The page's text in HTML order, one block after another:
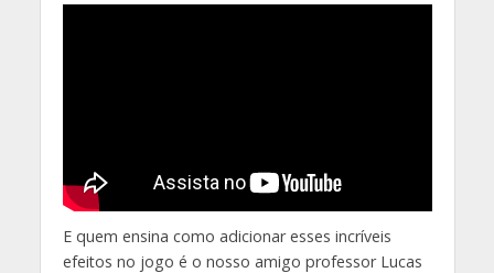
E quem ensina como adicionar esses incríveis
efeitos no jogo é o nosso amigo professor Lucas